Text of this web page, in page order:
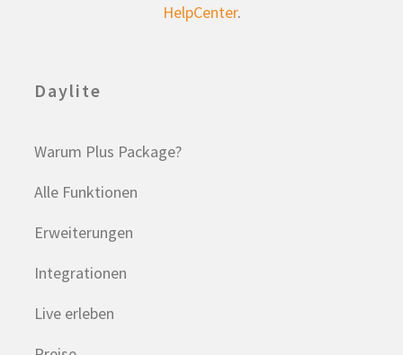
HelpCenter.
Daylite
Warum Plus Package?
Alle Funktionen
Erweiterungen
Integrationen
Live erleben